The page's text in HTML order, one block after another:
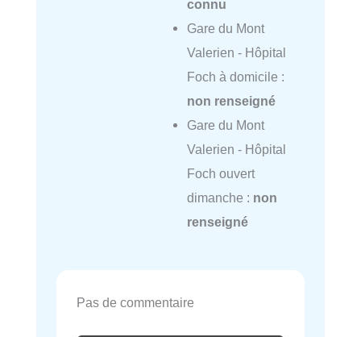
connu
Gare du Mont
Valerien - Hôpital
Foch à domicile :
non renseigné
Gare du Mont
Valerien - Hôpital
Foch ouvert
dimanche : non
renseigné
Pas de commentaire